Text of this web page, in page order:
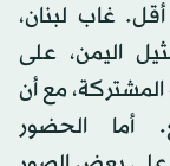
غاب لبنان،
اليمن، على
مع أن
أما الحضور